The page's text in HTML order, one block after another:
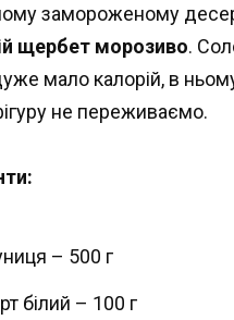
замороженому
щербет морозиво.
мало калорій, в
не переживаємо.
– 500 г
білий – 100 г